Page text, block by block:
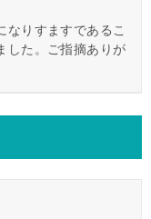
なりすますであるこ
した。ご指摘ありが